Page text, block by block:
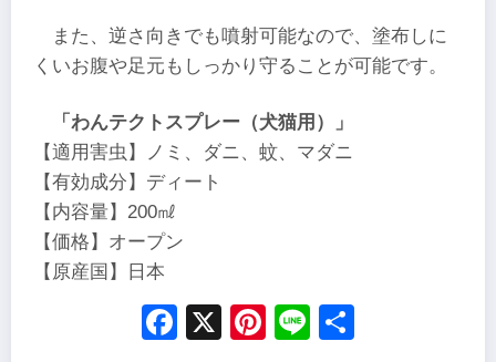
また、逆さ向きでも噴射可能なので、塗布しに
くいお腹や足元もしっかり守ることが可能です。
「わんテクトスプレー（犬猫用）」
【適用害虫】ノミ、ダニ、蚊、マダニ
【有効成分】ディート
【内容量】200㎖
【価格】オープン
【原産国】日本
Facebook
X Pinterest
Line